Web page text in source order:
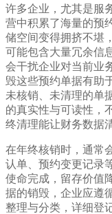
许多企业，尤其是服
营中积累了海量的预
储空间变得拥挤不堪
可能包含大量冗余信
会干扰企业对当前业
毁这些预约单据有助
未核销、未清理的单
的真实性与可读性，
终清理能让财务数据
在年终核销时，通常
认单、预约变更记录
使命完成，留存价值
据的销毁，企业应遵
整理与分类，详细登